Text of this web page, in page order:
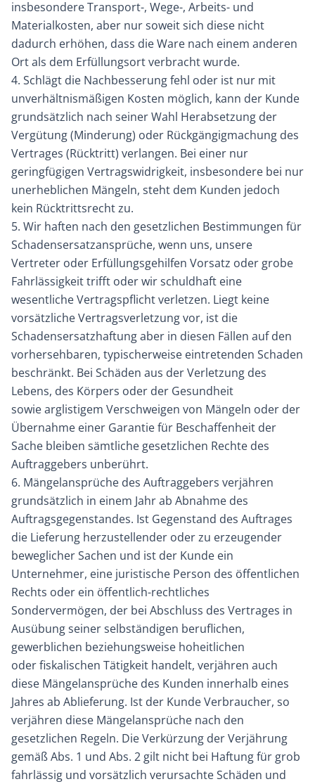
insbesondere Transport-, Wege-, Arbeits- und
Materialkosten, aber nur soweit sich diese nicht
dadurch erhöhen, dass die Ware nach einem anderen
Ort als dem Erfüllungsort verbracht wurde.
4. Schlägt die Nachbesserung fehl oder ist nur mit
unverhältnismäßigen Kosten möglich, kann der Kunde
grundsätzlich nach seiner Wahl Herabsetzung der
Vergütung (Minderung) oder Rückgängigmachung des
Vertrages (Rücktritt) verlangen. Bei einer nur
geringfügigen Vertragswidrigkeit, insbesondere bei nur
unerheblichen Mängeln, steht dem Kunden jedoch
kein Rücktrittsrecht zu.
5. Wir haften nach den gesetzlichen Bestimmungen für
Schadensersatzansprüche, wenn uns, unsere
Vertreter oder Erfüllungsgehilfen Vorsatz oder grobe
Fahrlässigkeit trifft oder wir schuldhaft eine
wesentliche Vertragspflicht verletzen. Liegt keine
vorsätzliche Vertragsverletzung vor, ist die
Schadensersatzhaftung aber in diesen Fällen auf den
vorhersehbaren, typischerweise eintretenden Schaden
beschränkt. Bei Schäden aus der Verletzung des
Lebens, des Körpers oder der Gesundheit
sowie arglistigem Verschweigen von Mängeln oder der
Übernahme einer Garantie für Beschaffenheit der
Sache bleiben sämtliche gesetzlichen Rechte des
Auftraggebers unberührt.
6. Mängelansprüche des Auftraggebers verjähren
grundsätzlich in einem Jahr ab Abnahme des
Auftragsgegenstandes. Ist Gegenstand des Auftrages
die Lieferung herzustellender oder zu erzeugender
beweglicher Sachen und ist der Kunde ein
Unternehmer, eine juristische Person des öffentlichen
Rechts oder ein öffentlich-rechtliches
Sondervermögen, der bei Abschluss des Vertrages in
Ausübung seiner selbständigen beruflichen,
gewerblichen beziehungsweise hoheitlichen
oder fiskalischen Tätigkeit handelt, verjähren auch
diese Mängelansprüche des Kunden innerhalb eines
Jahres ab Ablieferung. Ist der Kunde Verbraucher, so
verjähren diese Mängelansprüche nach den
gesetzlichen Regeln. Die Verkürzung der Verjährung
gemäß Abs. 1 und Abs. 2 gilt nicht bei Haftung für grob
fahrlässig und vorsätzlich verursachte Schäden und